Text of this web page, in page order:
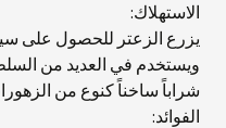
الاستهلاك:
يزرع الزعتر للحصول على
ويستخدم في العديد من
شراباً ساخناً كنوع من
الفوائد: